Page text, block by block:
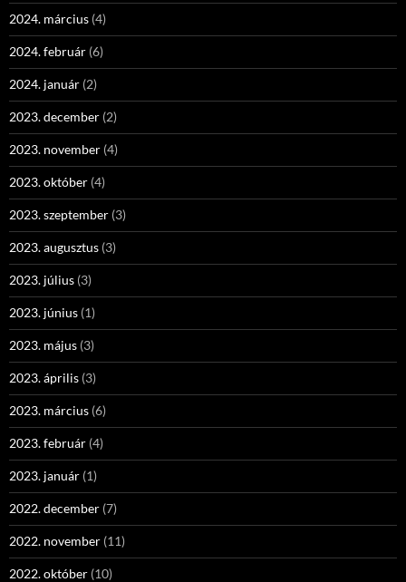
2024. március (4)
2024. február (6)
2024. január (2)
2023. december (2)
2023. november (4)
2023. október (4)
2023. szeptember (3)
2023. augusztus (3)
2023. július (3)
2023. június (1)
2023. május (3)
2023. április (3)
2023. március (6)
2023. február (4)
2023. január (1)
2022. december (7)
2022. november (11)
2022. október (10)